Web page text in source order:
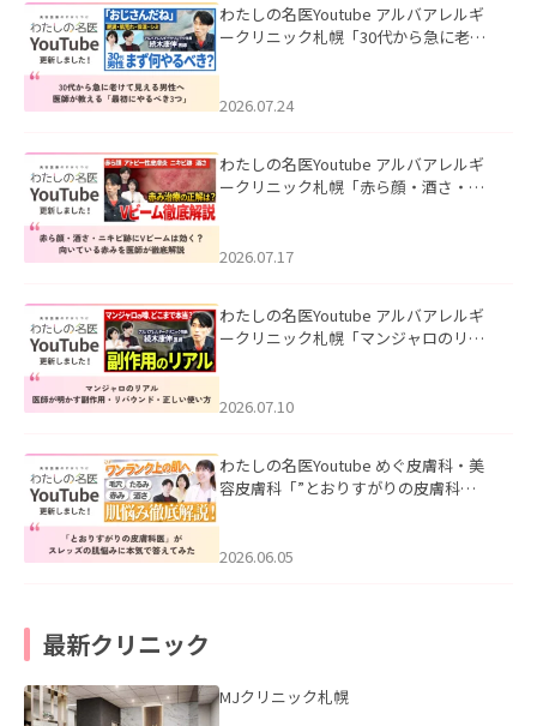
わたしの名医Youtube アルバアレルギ
ークリニック札幌「30代から急に老け
た。
2026.07.24
わたしの名医Youtube アルバアレルギ
ークリニック札幌「赤ら顔・酒さ・ニ
した。
2026.07.17
わたしの名医Youtube アルバアレルギ
ークリニック札幌「マンジャロのリア
た。
2026.07.10
わたしの名医Youtube めぐ皮膚科・美
容皮膚科「”とおりすがりの皮膚科
2026.06.05
最新クリニック
MJクリニック札幌